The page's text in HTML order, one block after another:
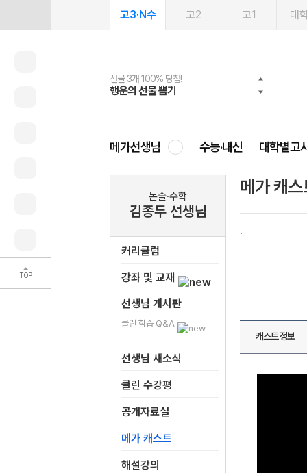
TOP
고3·N수 고2 고1 대
선물 3개 100% 당첨!
행운의 선물 뽑기
선물 100% 증정!
메가스터디 X 올리브
여름방학 스터디 캐시백
메가런 썸머스쿨
2027 러셀 단과
강사 공개선발
스마트러닝앱
설문 EVENT
메가패스
3일 무료 체험권
메가패스 수강생 무료혜택!
메가클럽 멤버십
사회공헌 캠페인
희망이룸 메가나눔
메가선생님 수능·내신 대학별고
논술·수학
김종두 선생님
커리큘럼
강좌 및 교재
선생님 게시판
클린 학습 Q&A
선생님 새소식
클린 수강평
공개자료실
메가 캐스트
해설강의
메가 캐스
캐스트 정보